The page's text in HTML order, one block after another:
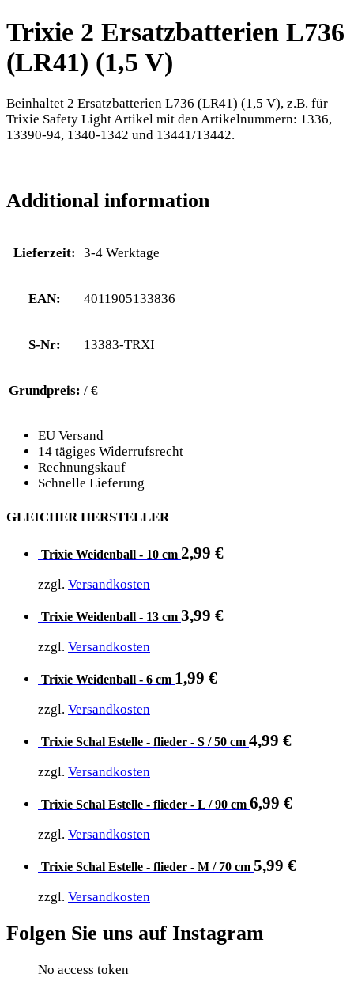
Trixie 2 Ersatzbatterien L736
(LR41) (1,5 V)
Beinhaltet 2 Ersatzbatterien L736 (LR41) (1,5 V), z.B. für
Trixie Safety Light Artikel mit den Artikelnummern: 1336,
13390-94, 1340-1342 und 13441/13442.
Additional information
Lieferzeit: 3-4 Werktage
EAN: 4011905133836
S-Nr: 13383-TRXI
Grundpreis: / €
EU Versand
14 tägiges Widerrufsrecht
Rechnungskauf
Schnelle Lieferung
GLEICHER HERSTELLER
Trixie Weidenball - 10 cm 2,99 €
zzgl. Versandkosten
Trixie Weidenball - 13 cm 3,99 €
zzgl. Versandkosten
Trixie Weidenball - 6 cm 1,99 €
zzgl. Versandkosten
Trixie Schal Estelle - flieder - S / 50 cm 4,99 €
zzgl. Versandkosten
Trixie Schal Estelle - flieder - L / 90 cm 6,99 €
zzgl. Versandkosten
Trixie Schal Estelle - flieder - M / 70 cm 5,99 €
zzgl. Versandkosten
Folgen Sie uns auf Instagram
No access token